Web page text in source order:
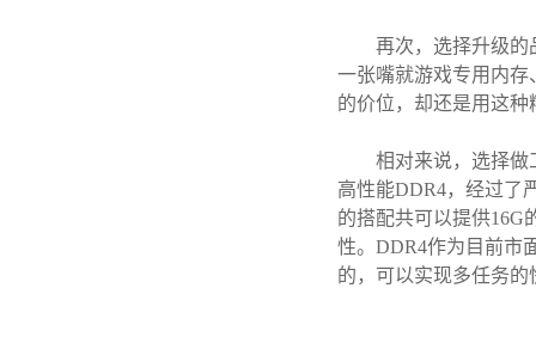
再次，选择升级的
一张嘴就游戏专用内
的价位，却还是用这
相对来说，选择做
高性能DDR4，经过了
的搭配共可以提供16G
性。DDR4作为目前市
的，可以实现多任务